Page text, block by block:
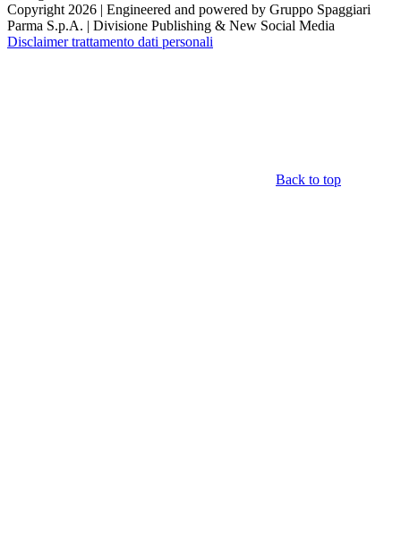
Copyright 2026 | Engineered and powered by Gruppo Spaggiari
Parma S.p.A. | Divisione Publishing & New Social Media
Disclaimer trattamento dati personali
Back to top